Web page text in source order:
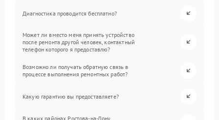
Диагностика проводится бесплатно?
Может ли вместо меня принять устройство
после ремонта другой человек, контактный
телефон которого я предоставлю?
Возможно ли получать обратную связь в
процессе выполнения ремонтных работ?
Какую гарантию вы предоставляете?
В каких районах Ростова-на-Дону